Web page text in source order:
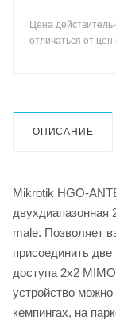
Цена
отличаться от
ОПИСАНИЕ
Mikrotik HGO-
двухдиапазонная
male. Позволяет
присоединить
доступа 2x2
устройство можно
кемпингах, на